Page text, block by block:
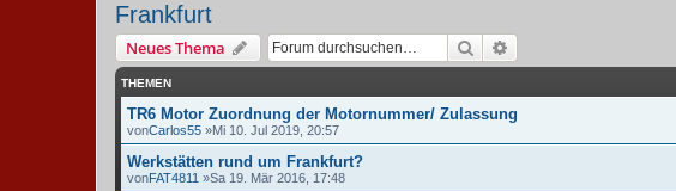
Frankfurt
Neues Thema Suche
THEMEN
TR6 Motor Zuordnung der Motornummer/ Zulassung
vonCarlos55 »Mi 10. Jul 2019, 20:57
Werkstätten rund um Frankfurt?
vonFAT4811 »Sa 19. Mär 2016, 17:48